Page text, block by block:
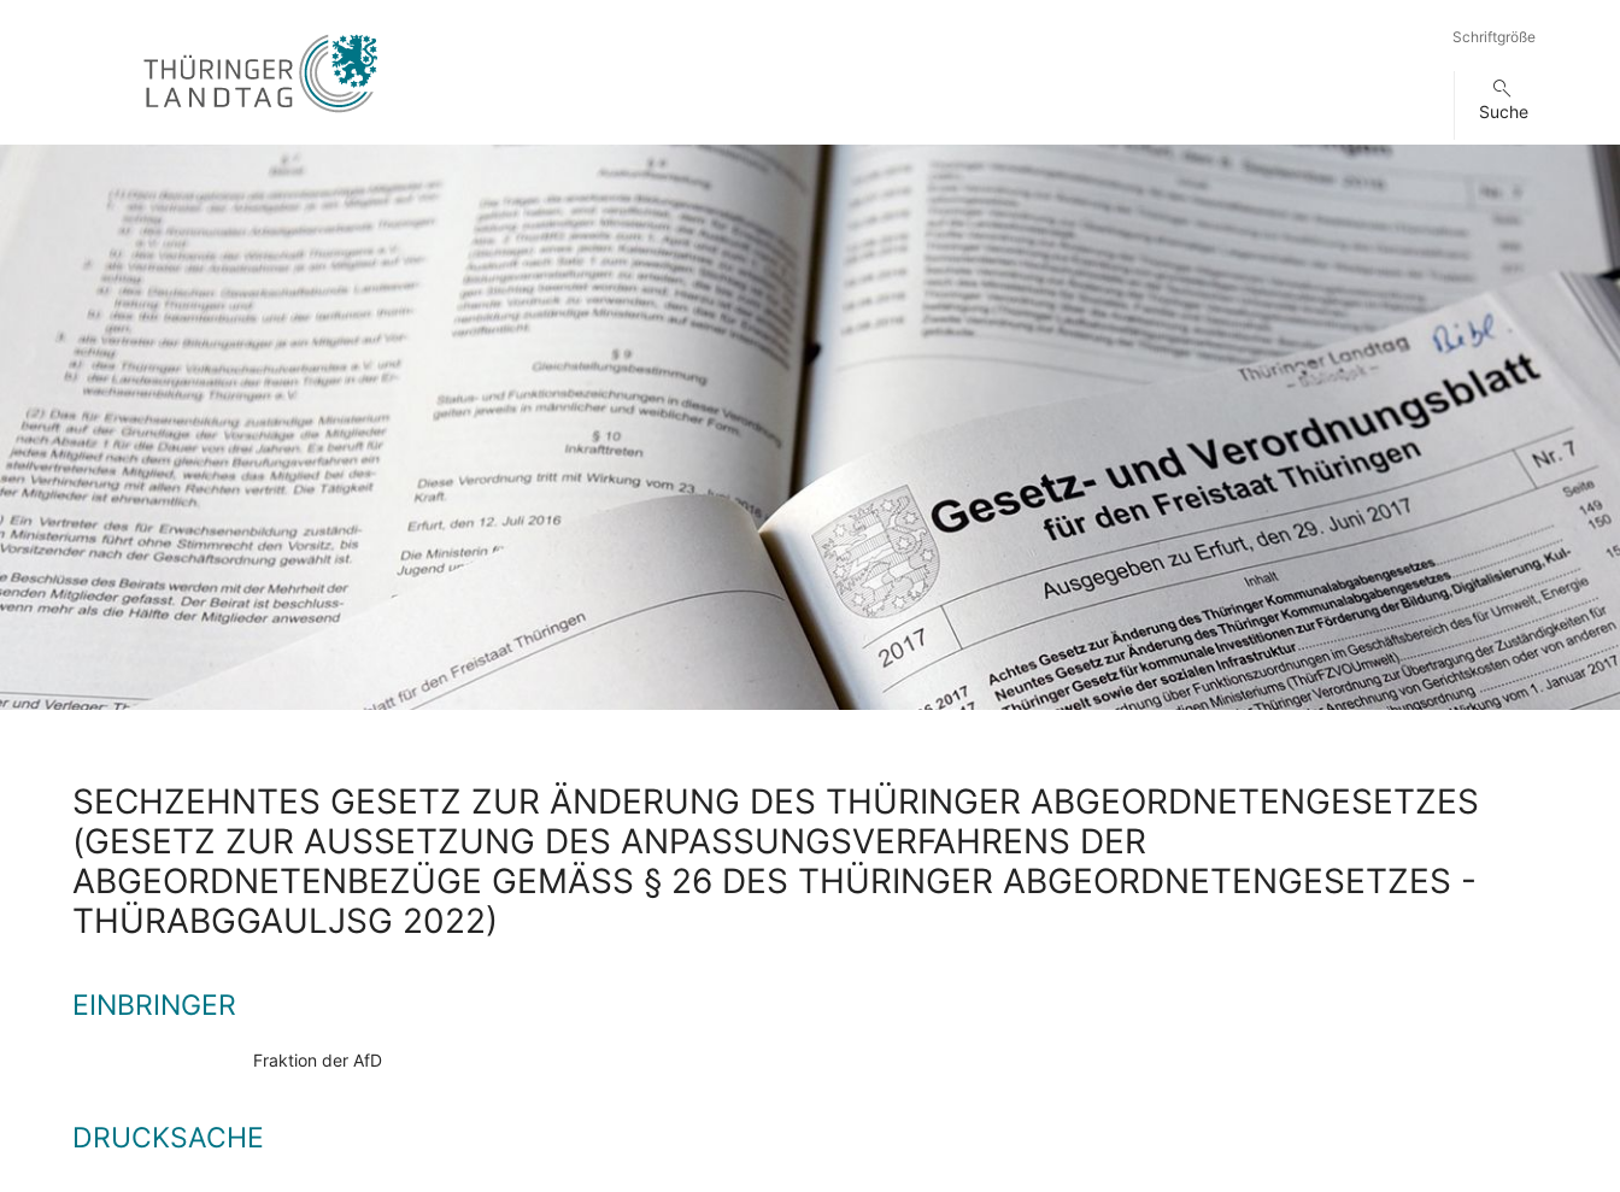
Schriftgröße
Suche
SECHZEHNTES GESETZ ZUR ÄNDERUNG DES THÜRINGER ABGEORDNETENGESETZES
(GESETZ ZUR AUSSETZUNG DES ANPASSUNGSVERFAHRENS DER
ABGEORDNETENBEZÜGE GEMÄSS § 26 DES THÜRINGER ABGEORDNETENGESETZES - T
HÜRABGGAULJSG 2022)
EINBRINGER
Fraktion der AfD
DRUCKSACHE